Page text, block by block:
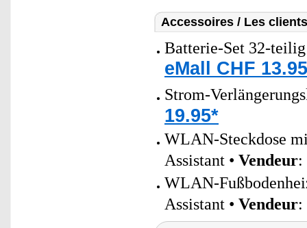
Accessoires / Les
Batterie-Set 32-
eMall CHF
Strom-
19.95*
WLAN-Steckdose
Assistant • Vendeur:
WLAN-
Assistant • Vendeur: